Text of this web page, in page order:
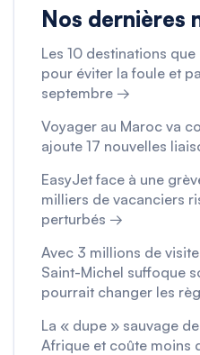
Nos dernières
Les 10 destinations
pour éviter la foule et
septembre →
Voyager au Maroc va
ajoute 17 nouvelles
EasyJet face à une
milliers de vacanciers
perturbés →
Avec 3 millions de
Saint-Michel suffoque
pourrait changer les
La « dupe » sauvage
Afrique et coûte moins